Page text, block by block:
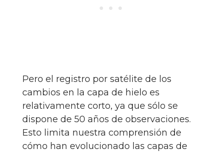
Pero el registro por satélite de los
cambios en la capa de hielo es
relativamente corto, ya que sólo se
dispone de 50 años de observaciones.
Esto limita nuestra comprensión de
cómo han evolucionado las capas de